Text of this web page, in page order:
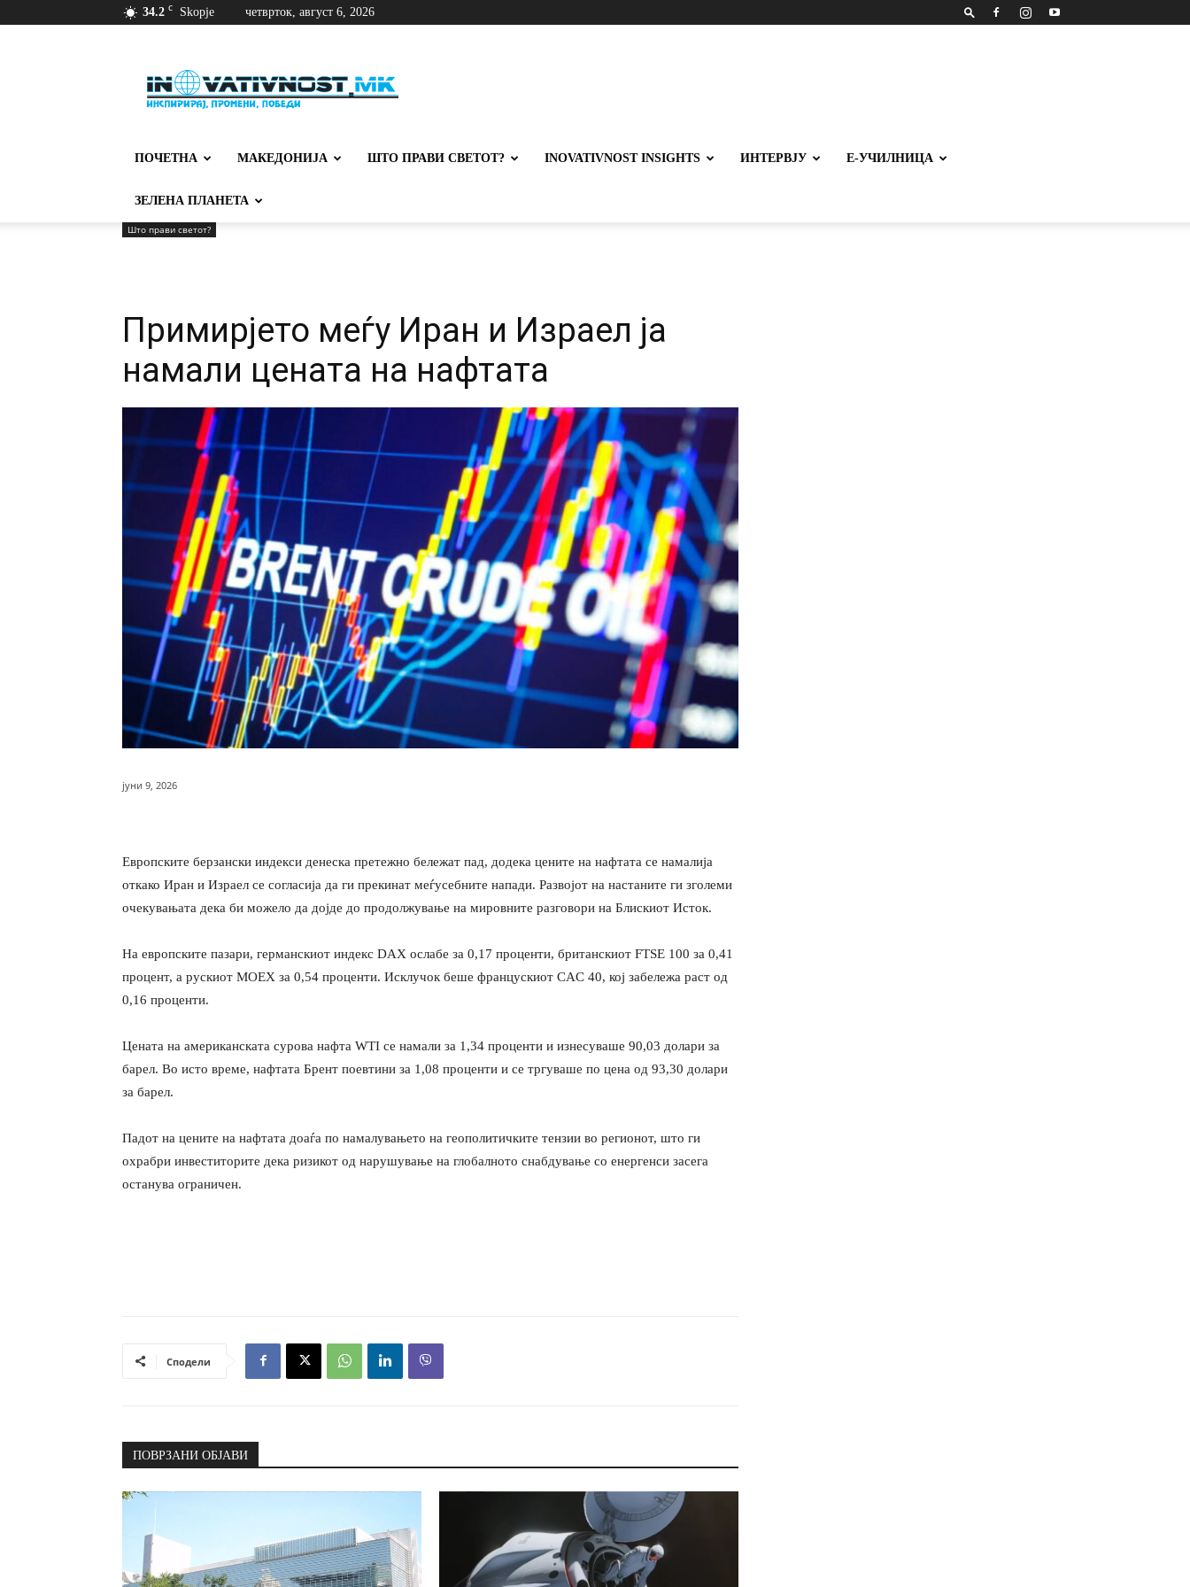
34.2 C Skopje четврток, август 6, 2026
ПОЧЕТНА МАКЕДОНИЈА ШТО ПРАВИ СВЕТОТ? INOVATIVNOST INSIGHTS ИНТЕРВЈУ Е-УЧИЛНИЦА
ЗЕЛЕНА ПЛАНЕТА
Што прави светот?
Примирјето меѓу Иран и Израел ја
намали цената на нафтата
јуни 9, 2026
Европските берзански индекси денеска претежно бележат пад, додека цените на нафтата се намалија
откако Иран и Израел се согласија да ги прекинат меѓусебните напади. Развојот на настаните ги зголеми
очекувањата дека би можело да дојде до продолжување на мировните разговори на Блискиот Исток.
На европските пазари, германскиот индекс DAX ослабе за 0,17 проценти, британскиот FTSE 100 за 0,41
процент, а рускиот MOEX за 0,54 проценти. Исклучок беше францускиот CAC 40, кој забележа раст од
0,16 проценти.
Цената на американската сурова нафта WTI се намали за 1,34 проценти и изнесуваше 90,03 долари за
барел. Во исто време, нафтата Брент поевтини за 1,08 проценти и се тргуваше по цена од 93,30 долари
за барел.
Падот на цените на нафтата доаѓа по намалувањето на геополитичките тензии во регионот, што ги
охрабри инвеститорите дека ризикот од нарушување на глобалното снабдување со енергенси засега
останува ограничен.
Сподели
ПОВРЗАНИ ОБЈАВИ